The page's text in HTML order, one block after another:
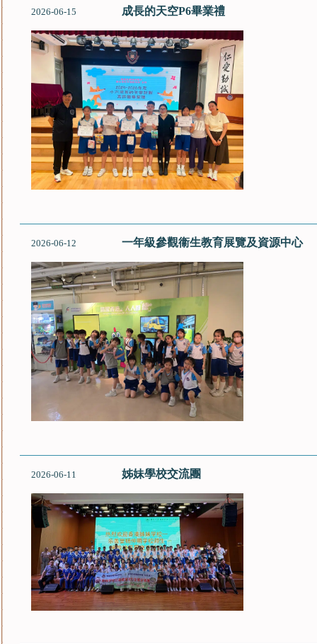
2026-06-15 成長的天空P6畢業禮
2026-06-12 一年級參觀衞生教育展覽及資源中心
2026-06-11 姊妹學校交流團